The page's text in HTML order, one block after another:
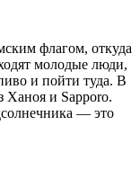
флагом, откуда
молодые люди,
и пойти туда. В
Ханоя и Sapporo.
— это